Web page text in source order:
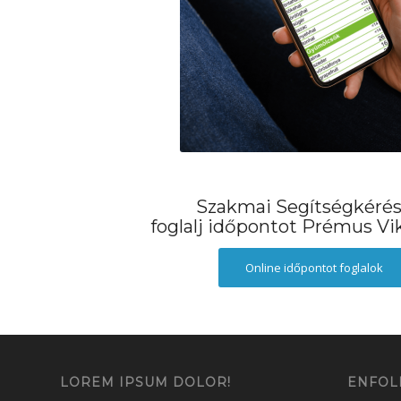
Szakmai
foglalj időpontot Prémus
Online időpontot foglalok
LOREM IPSUM DOLOR!